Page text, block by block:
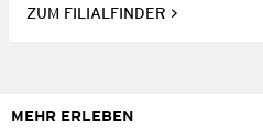
ZUM FILIALFINDER
MEHR ERLEBEN